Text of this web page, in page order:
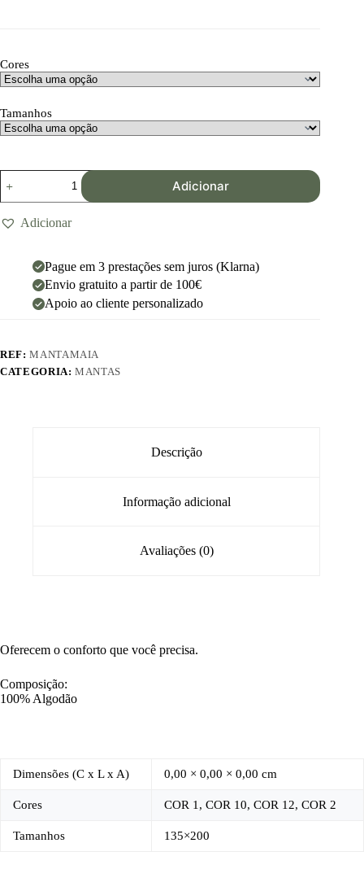
Cores
Tamanhos
Adicionar
Adicionar
Pague em 3 prestações sem juros (Klarna)
Envio gratuito a partir de 100€
Apoio ao cliente personalizado
REF:MANTAMAIA
CATEGORIA:MANTAS
Descrição
Informação adicional
Avaliações (0)
Oferecem o conforto que você precisa.
Composição:
100% Algodão
Dimensões (C x L x A) 0,00 × 0,00 × 0,00 cm
Cores COR 1, COR 10, COR 12, COR 2
Tamanhos 135×200